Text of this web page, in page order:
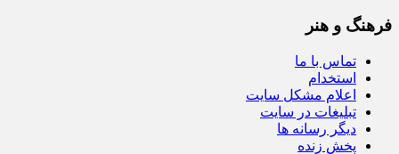
فرهنگ و هنر
تماس با ما
استخدام
اعلام مشکل سایت
تبلیغات در سایت
دیگر رسانه ها
پخش زنده